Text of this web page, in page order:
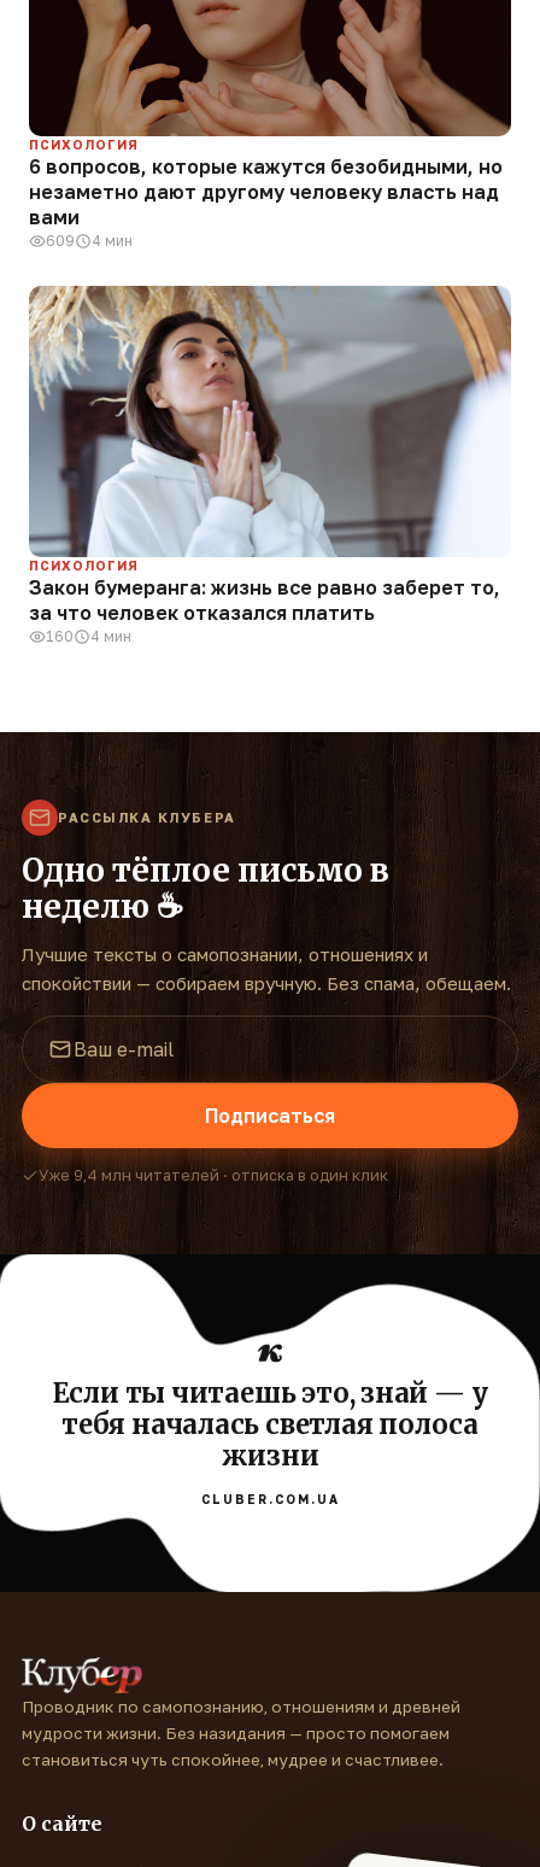
ПСИХОЛОГИЯ
6 вопросов, которые кажутся безобидными, но
незаметно дают другому человеку власть над
вами
609 4 мин
ПСИХОЛОГИЯ
Закон бумеранга: жизнь все равно заберет то,
за что человек отказался платить
160 4 мин
РАССЫЛКА КЛУБЕРА
Одно тёплое письмо в
неделю ☕
Лучшие тексты о самопознании, отношениях и
спокойствии — собираем вручную. Без спама, обещаем.
Подписаться
Уже 9,4 млн читателей · отписка в один клик
Если ты читаешь это, знай — у
тебя началась светлая полоса
жизни
CLUBER.COM.UA
Проводник по самопознанию, отношениям и древней
мудрости жизни. Без назидания — просто помогаем
становиться чуть спокойнее, мудрее и счастливее.
О сайте